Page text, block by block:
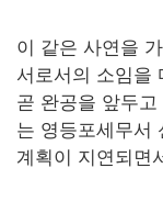
이 같은 사연을
서로서의 소임을
곧 완공을 앞두
는 영등포세무서
계획이 지연되면